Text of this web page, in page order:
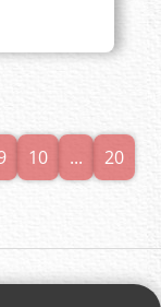
10 ...
20